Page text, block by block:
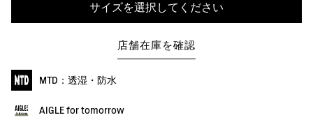
サイズを選択してください
店舗在庫を確認
MTD：透湿・防水
AIGLE for tomorrow